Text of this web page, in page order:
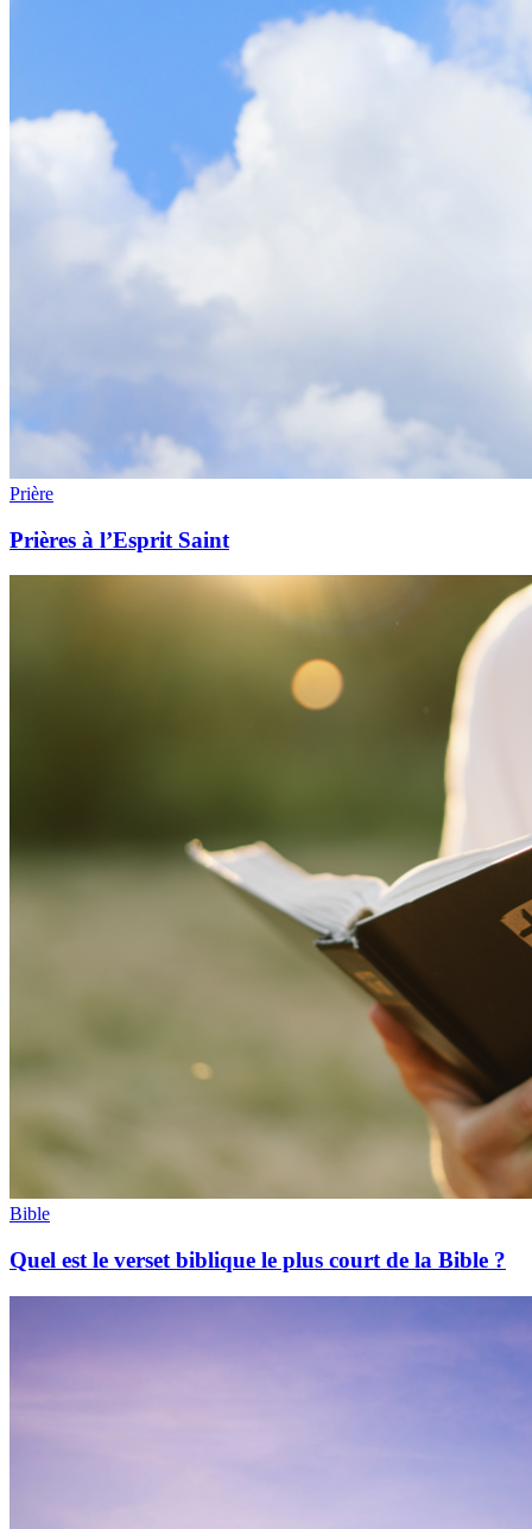
Prière
Prières à l’Esprit Saint
Bible
Quel est le verset biblique le plus court de la Bible ?